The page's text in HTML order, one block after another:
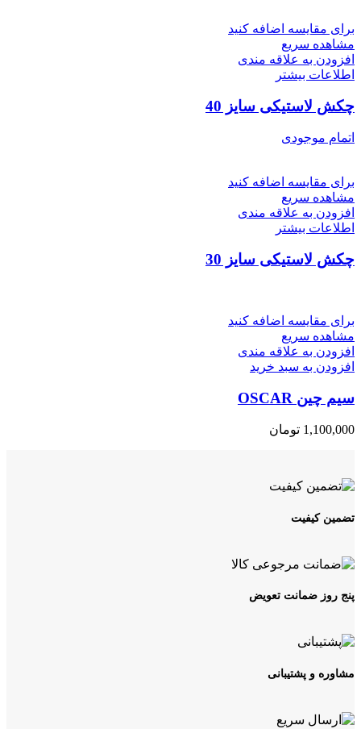
برای مقایسه اضافه کنید
مشاهده سریع
افزودن به علاقه مندی
اطلاعات بیشتر
چکش لاستیکی سایز 40
اتمام موجودی
برای مقایسه اضافه کنید
مشاهده سریع
افزودن به علاقه مندی
اطلاعات بیشتر
چکش لاستیکی سایز 30
برای مقایسه اضافه کنید
مشاهده سریع
افزودن به علاقه مندی
افزودن به سبد خرید
سیم چین OSCAR
1,100,000 تومان
تضمین کیفیت
پنج روز ضمانت تعویض
مشاوره و پشتیبانی